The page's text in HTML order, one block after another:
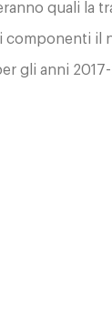
quali la
componenti
gli anni